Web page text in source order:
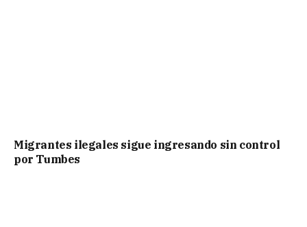
Migrantes ilegales sigue ingresando sin control
por Tumbes